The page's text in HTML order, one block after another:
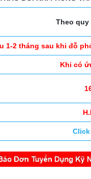
Theo
1-2 tháng sau khi đỗ
Khi có